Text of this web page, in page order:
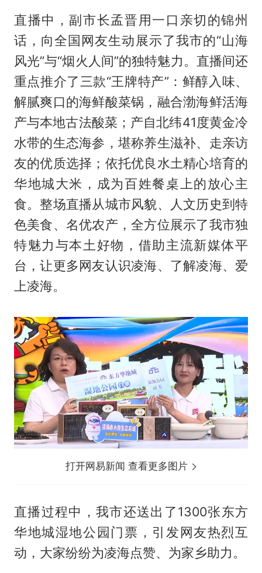
直播中，副市长孟晋用一口亲切的锦州
话，向全国网友生动展示了我市的“山海
风光”与“烟火人间”的独特魅力。直播间还
重点推介了三款“王牌特产”：鲜醇入味、
解腻爽口的海鲜酸菜锅，融合渤海鲜活海
产与本地古法酸菜；产自北纬41度黄金冷
水带的生态海参，堪称养生滋补、走亲访
友的优质选择；依托优良水土精心培育的
华地城大米，成为百姓餐桌上的放心主
食。整场直播从城市风貌、人文历史到特
色美食、名优农产，全方位展示了我市独
特魅力与本土好物，借助主流新媒体平
台，让更多网友认识凌海、了解凌海、爱
上凌海。
打开网易新闻 查看更多图片
直播过程中，我市还送出了1300张东方
华地城湿地公园门票，引发网友热烈互
动，大家纷纷为凌海点赞、为家乡助力。